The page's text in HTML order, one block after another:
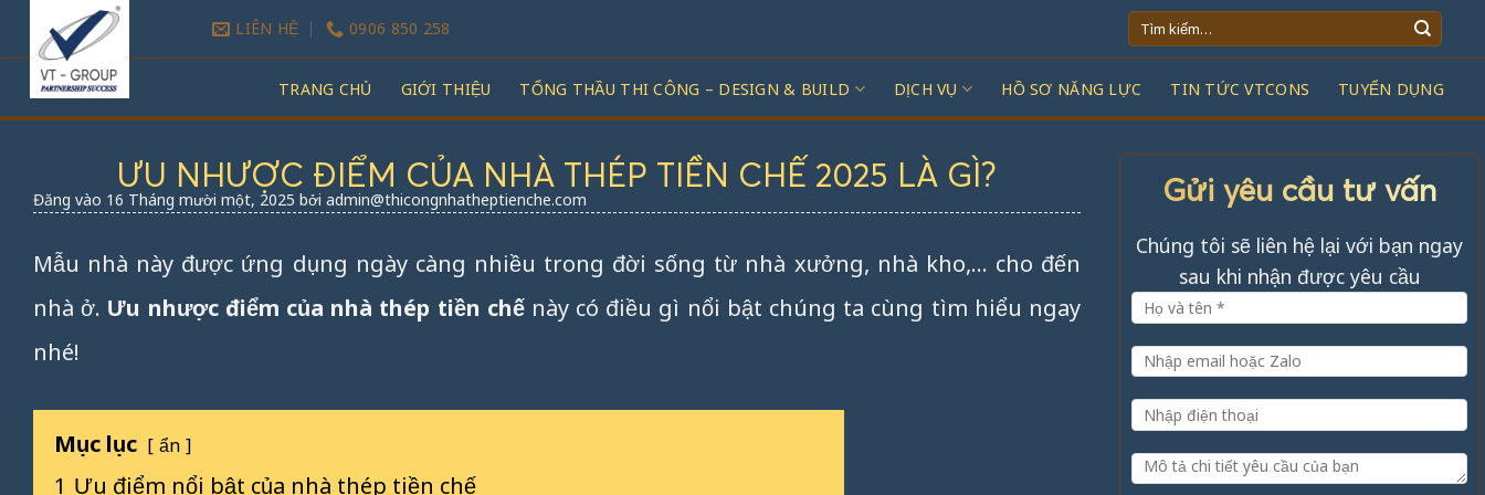
dung
LIÊN HỆ 0906 850 258
Tìm
kiếm:
TRANG CHỦ GIỚI THIỆU TỔNG THẦU THI CÔNG – DESIGN & BUILD DỊCH VỤ HỒ SƠ NĂNG LỰC TIN TỨC VTCONS TUYỂN DỤNG
ƯU NHƯỢC ĐIỂM CỦA NHÀ THÉP TIỀN CHẾ 2025 LÀ GÌ?
Đăng vào 16 Tháng mười một, 2025 bởi admin@thicongnhatheptienche.com
Mẫu nhà này được ứng dụng ngày càng nhiều trong đời sống từ nhà xưởng, nhà kho,… cho đến
nhà ở. Ưu nhược điểm của nhà thép tiền chếnày có điều gì nổi bật chúng ta cùng tìm hiểu ngay
nhé!
Mục lục ẩn
1 Ưu điểm nổi bật của nhà thép tiền chế
Gửi yêu cầu tư vấn
Chúng tôi sẽ liên hệ lại với bạn ngay
sau khi nhận được yêu cầu